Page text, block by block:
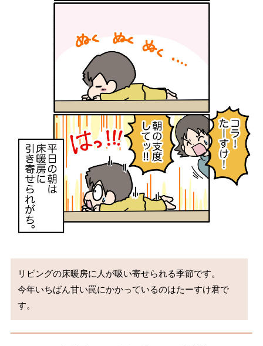
リビングの床暖房に人が吸い寄せられる季節です。
今年いちばん甘い罠にかかっているのはたーすけ君で
す。